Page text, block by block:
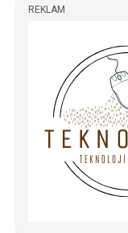
REKLAM